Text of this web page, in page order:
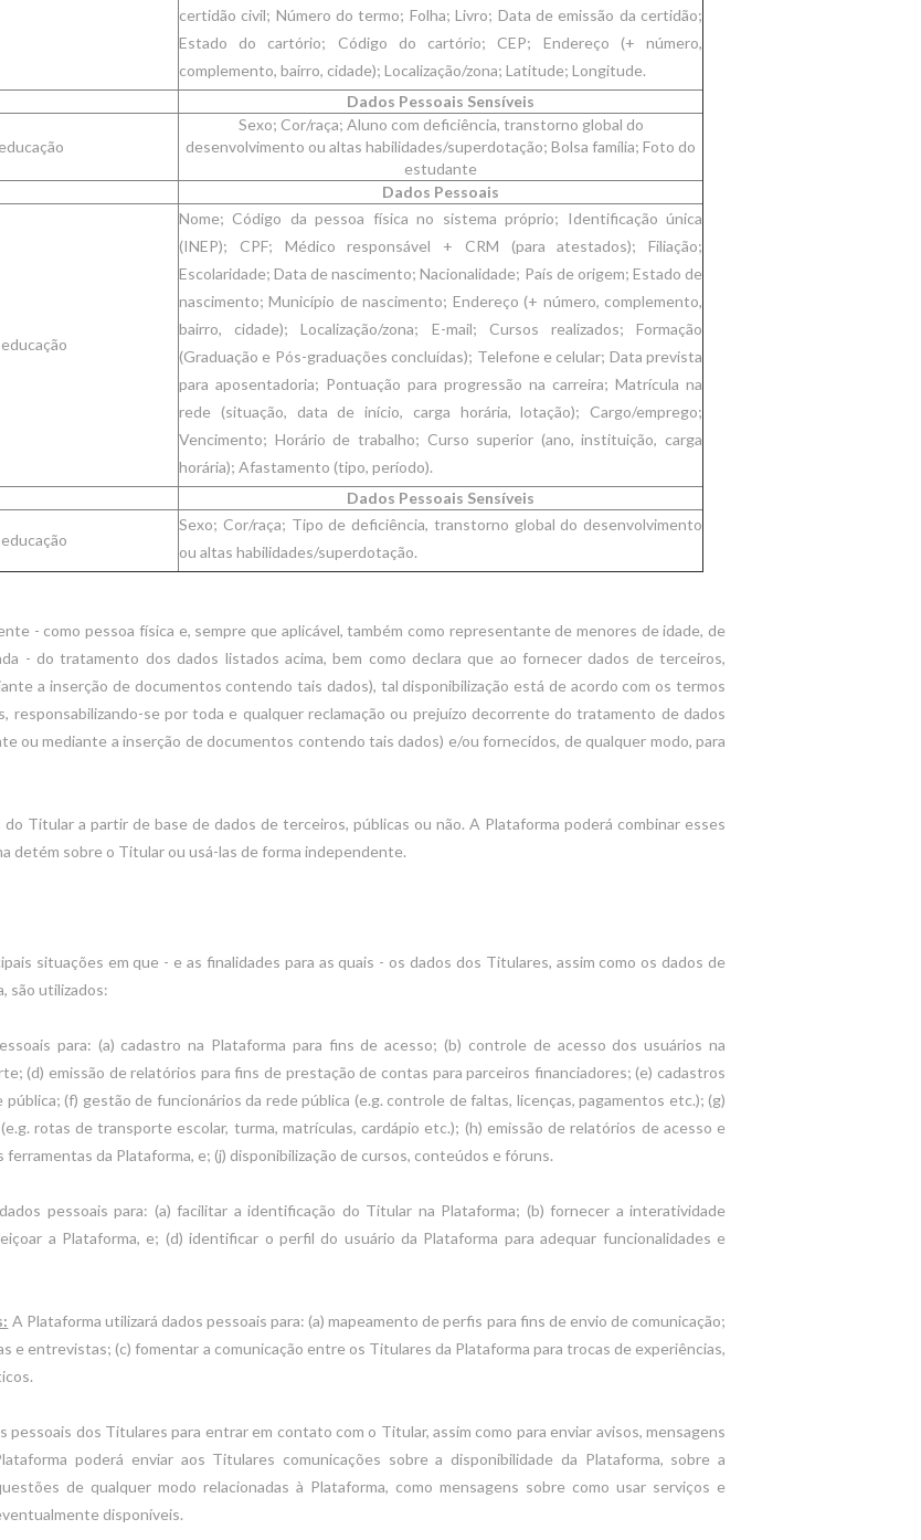
certidão civil; Número do termo; Folha; Livro; Data de emissão da certidão;
Estado do cartório; Código do cartório; CEP; Endereço (+ número,
complemento, bairro, cidade); Localização/zona; Latitude; Longitude.
Dados Pessoais Sensíveis
Sexo; Cor/raça; Aluno com deficiência, transtorno global do
desenvolvimento ou altas habilidades/superdotação; Bolsa família; Foto do
estudante
Dados Pessoais
Nome; Código da pessoa física no sistema próprio; Identificação única
(INEP); CPF; Médico responsável + CRM (para atestados); Filiação;
Escolaridade; Data de nascimento; Nacionalidade; País de origem; Estado de
nascimento; Município de nascimento; Endereço (+ número, complemento,
bairro, cidade); Localização/zona; E-mail; Cursos realizados; Formação
(Graduação e Pós-graduações concluídas); Telefone e celular; Data prevista
para aposentadoria; Pontuação para progressão na carreira; Matrícula na
rede (situação, data de início, carga horária, lotação); Cargo/emprego;
Vencimento; Horário de trabalho; Curso superior (ano, instituição, carga
horária); Afastamento (tipo, período).
Dados Pessoais Sensíveis
Sexo; Cor/raça; Tipo de deficiência, transtorno global do desenvolvimento
ou altas habilidades/superdotação.
- como pessoa física e, sempre que aplicável, também como representante de menores de idade, de
- do tratamento dos dados listados acima, bem como declara que ao fornecer dados de terceiros,
a inserção de documentos contendo tais dados), tal disponibilização está de acordo com os termos
responsabilizando-se por toda e qualquer reclamação ou prejuízo decorrente do tratamento de dados
ou mediante a inserção de documentos contendo tais dados) e/ou fornecidos, de qualquer modo, para
Titular a partir de base de dados de terceiros, públicas ou não. A Plataforma poderá combinar esses
detém sobre o Titular ou usá-las de forma independente.
situações em que - e as finalidades para as quais - os dados dos Titulares, assim como os dados de
são utilizados:
para: (a) cadastro na Plataforma para fins de acesso; (b) controle de acesso dos usuários na
(d) emissão de relatórios para fins de prestação de contas para parceiros financiadores; (e) cadastros
(f) gestão de funcionários da rede pública (e.g. controle de faltas, licenças, pagamentos etc.); (g)
rotas de transporte escolar, turma, matrículas, cardápio etc.); (h) emissão de relatórios de acesso e
da Plataforma, e; (j) disponibilização de cursos, conteúdos e fóruns.
pessoais para: (a) facilitar a identificação do Titular na Plataforma; (b) fornecer a interatividade
a Plataforma, e; (d) identificar o perfil do usuário da Plataforma para adequar funcionalidades e
A Plataforma utilizará dados pessoais para: (a) mapeamento de perfis para fins de envio de comunicação;
e entrevistas; (c) fomentar a comunicação entre os Titulares da Plataforma para trocas de experiências,
pessoais dos Titulares para entrar em contato com o Titular, assim como para enviar avisos, mensagens
poderá enviar aos Titulares comunicações sobre a disponibilidade da Plataforma, sobre a
de qualquer modo relacionadas à Plataforma, como mensagens sobre como usar serviços e
disponíveis.